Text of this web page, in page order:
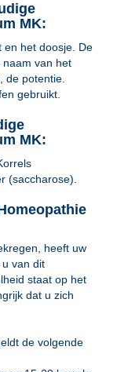
MK:
en het doosje. De
van het
de potentie.
gebruikt.
MK:
(saccharose).
heeft uw
van dit
staat op het
dat u zich
de volgende